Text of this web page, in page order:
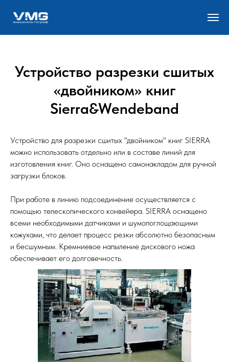
Устройство разрезки сшитых
«двойником» книг
Sierra&Wendeband
Устройство для разрезки сшитых "двойником" книг SIERRA
можно использовать отдельно или в составе линий для
изготовления книг. Оно оснащено самонакладом для ручной
загрузки блоков.
При работе в линию подсоединение осуществляется с
помощью телескопического конвейера. SIERRA оснащено
всеми необходимыми датчиками и шумопоглощающими
кожухами, что делает процесс резки абсолютно безопасным
и бесшумным. Кремниевое напыление дискового ножа
обеспечивает его долговечность.